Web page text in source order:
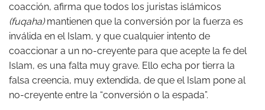
coacción, afirma que todos los juristas islámicos
(fuqaha)mantienen que la conversión por la fuerza es
inválida en el Islam, y que cualquier intento de
coaccionar a un no-creyente para que acepte la fe del
Islam, es una falta muy grave. Ello echa por tierra la
falsa creencia, muy extendida, de que el Islam pone al
no-creyente entre la “conversión o la espada”.